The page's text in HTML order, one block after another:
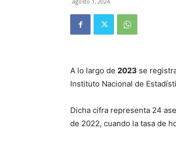
A lo largo de 2023 se
Instituto Nacional de
Dicha cifra representa 24
de 2022, cuando la tasa de